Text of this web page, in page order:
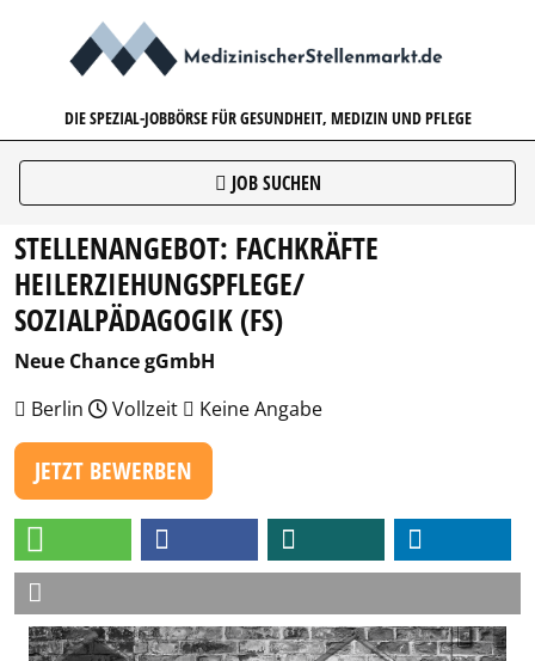
DIE SPEZIAL-JOBBÖRSE FÜR GESUNDHEIT, MEDIZIN UND PFLEGE
JOB SUCHEN
STELLENANGEBOT: FACHKRÄFTE
HEILERZIEHUNGSPFLEGE/
SOZIALPÄDAGOGIK (FS)
Neue Chance gGmbH
Berlin
Vollzeit Keine Angabe
JETZT BEWERBEN